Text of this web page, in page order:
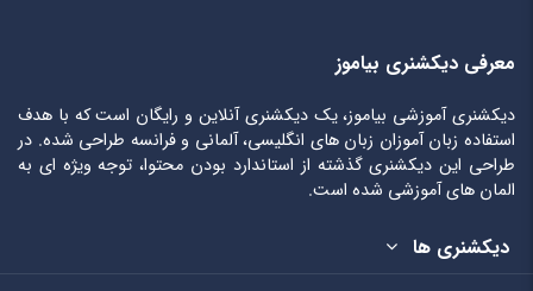
معرفی دیکشنری بیاموز
دیکشنری آموزشی بیاموز، یک دیکشنری آنلاین و رایگان است که با هدف
استفاده زبان آموزان زبان های انگلیسی، آلمانی و فرانسه طراحی شده. در
طراحی این دیکشنری گذشته از استاندارد بودن محتوا، توجه ویژه ای به
المان های آموزشی شده است.
دیکشنری ها